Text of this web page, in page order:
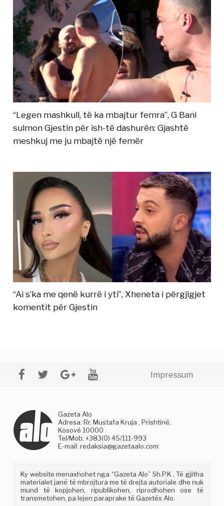
“Legen mashkull, të ka mbajtur femra”, G Bani
sulmon Gjestin për ish-të dashurën: Gjashtë
meshkuj me ju mbajtë një femër
“Ai s’ka me qenë kurrë i yti”, Xheneta i përgjigjet
komentit për Gjestin
Impressum
Gazeta Alo
Adresa: Rr. Mustafa Kruja , Prishtinë,
Kosovë 10000
Tel/Mob: +383(0) 45/111-993
E-mail:redaksia@gazetaalo.com
Ky website menaxhohet nga “Gazeta Alo” Sh.P.K . Të gjitha
materialet janë të mbrojtura me të drejta autoriale dhe nuk
mund të kopjohen, ripublikohen, riprodhohen ose të
transmetohen, pa lejen paraprake të Gazetës Alo.